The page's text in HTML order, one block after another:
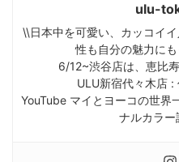
ulu-
\\日本中を可愛い、カッコイ
性も自分の魅力に
6/12~渋谷店は、恵比
ULU新宿代々木店
YouTube マイとヨーコの世界
ナルカラー